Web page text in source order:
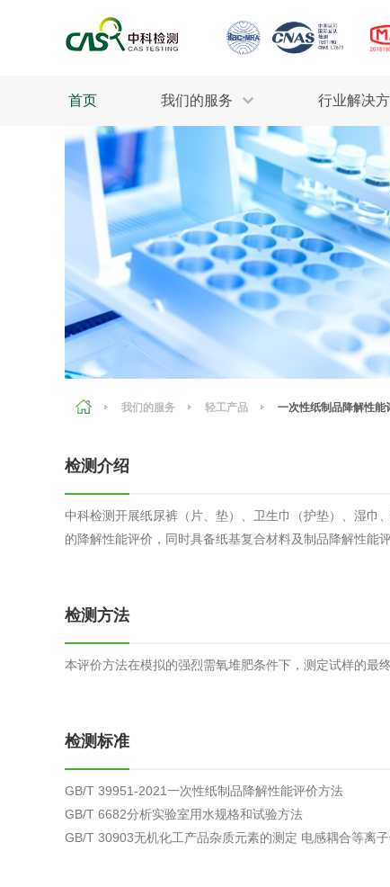
首页 我们的服务 行业解决
生态环保
工业材料
美妆消毒
石油化工
轻工产品
制药医疗
电子电气
建筑材料
农副产品
专项服务
检测服务
污水检测
废气检
评估调查
耕地质
清洁生
VOCs废
行
为
整
我们的服务 轻工产品 一次性纸制品降解性能
检测介绍
中科检测开展纸尿裤（片、垫）、卫生巾（护垫）、湿巾
的降解性能评价，同时具备纸基复合材料及制品降解性能
检测方法
本评价方法在模拟的强烈需氧堆肥条件下，测定试样的最
检测标准
GB/T 39951-2021一次性纸制品降解性能评价方法
GB/T 6682分析实验室用水规格和试验方法
GB/T 30903无机化工产品杂质元素的测定 电感耦合等离子